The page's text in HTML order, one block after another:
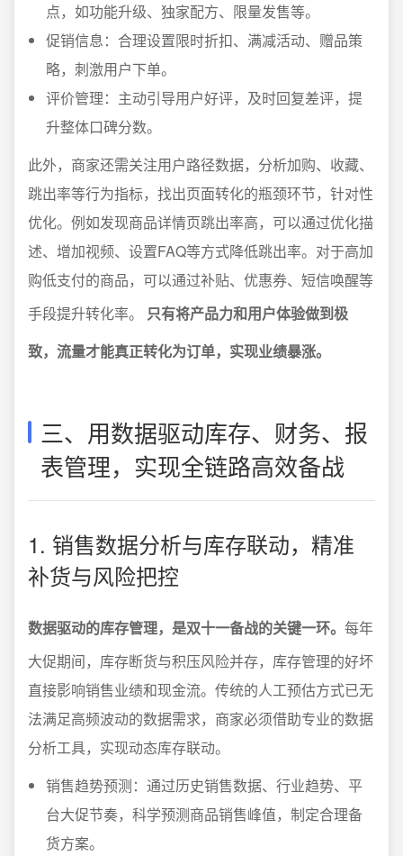
点，如功能升级、独家配方、限量发售等。
促销信息：合理设置限时折扣、满减活动、赠品策
略，刺激用户下单。
评价管理：主动引导用户好评，及时回复差评，提
升整体口碑分数。
此外，商家还需关注用户路径数据，分析加购、收藏、
跳出率等行为指标，找出页面转化的瓶颈环节，针对性
优化。例如发现商品详情页跳出率高，可以通过优化描
述、增加视频、设置FAQ等方式降低跳出率。对于高加
购低支付的商品，可以通过补贴、优惠券、短信唤醒等
手段提升转化率。 只有将产品力和用户体验做到极
致，流量才能真正转化为订单，实现业绩暴涨。
三、用数据驱动库存、财务、报
表管理，实现全链路高效备战
1. 销售数据分析与库存联动，精准
补货与风险把控
数据驱动的库存管理，是双十一备战的关键一环。 每年
大促期间，库存断货与积压风险并存，库存管理的好坏
直接影响销售业绩和现金流。传统的人工预估方式已无
法满足高频波动的数据需求，商家必须借助专业的数据
分析工具，实现动态库存联动。
销售趋势预测：通过历史销售数据、行业趋势、平
台大促节奏，科学预测商品销售峰值，制定合理备
货方案。